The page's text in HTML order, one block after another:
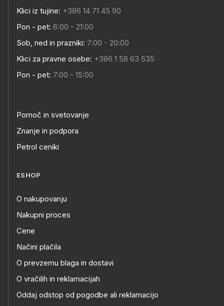
Klici iz tujine: +386 14 71 45 90
Pon - pet: 6:00 - 21:00
Sob, ned in prazniki: 7:00 - 20:00
Klici za pravne osebe: +386 1 58 63 535
Pon - pet: 7:00 - 15:00
Pomoč in svetovanje
Znanje in podpora
Petrol ceniki
ESHOP
O nakupovanju
Nakupni proces
Cene
Načini plačila
O prevzemu blaga in dostavi
O vračilih in reklamacijah
Oddaj odstop od pogodbe ali reklamacijo